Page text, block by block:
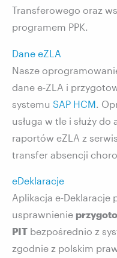
Transferowego oraz
programem PPK.
Dane eZLA
Nasze
dane e-ZLA i
systemu SAP HCM.
usługa w tle i służy
raportów eZLA z
transfer absencji
eDeklaracje
Aplikacja e-Deklaracje
usprawnienie
PIT bezpośrednio z
zgodnie z polskim